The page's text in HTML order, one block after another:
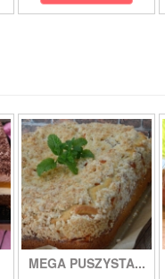
MEGA PUSZYSTA...